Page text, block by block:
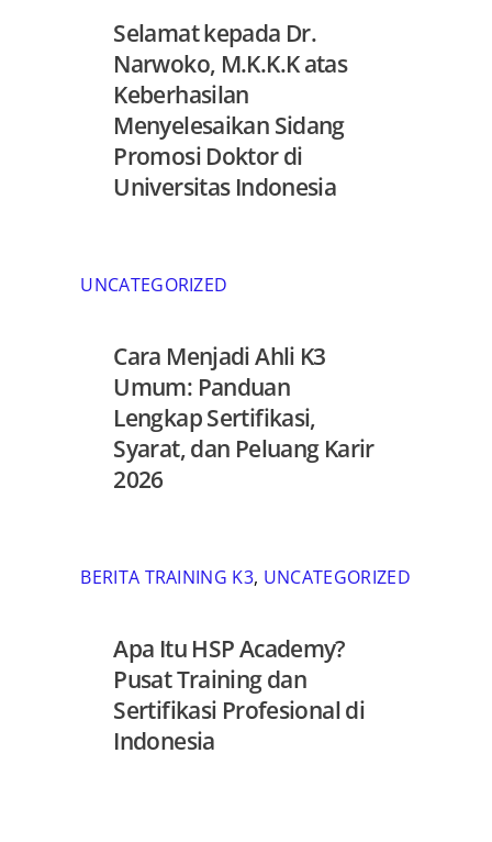
Selamat kepada Dr.
Narwoko, M.K.K.K atas
Keberhasilan
Menyelesaikan Sidang
Promosi Doktor di
Universitas Indonesia
UNCATEGORIZED
Cara Menjadi Ahli K3
Umum: Panduan
Lengkap Sertifikasi,
Syarat, dan Peluang Karir
2026
BERITA TRAINING K3, UNCATEGORIZED
Apa Itu HSP Academy?
Pusat Training dan
Sertifikasi Profesional di
Indonesia